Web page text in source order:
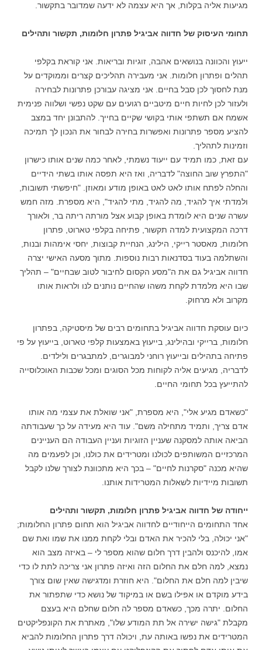
מגיעות אליה בקלות, אך היא עצמה לא ידעה שמדובר בתקשור.
תחומי העיסוק של חדווה אביגיל פתרון חלומות, תקשור ותהילים
ייעוץ והכוונה בנושאים אהבה, זוגיות ובריאות. אני קוראת בקלפי
תהלים ופתרון חלומות. אני מעבירה תהליכים קצרים וממוקדים על
מנת לחסוך לכן סבל בחיים. אני מציגה עבורכן פתרונות לבחירה
ולעזור לכן לחיות חיים מיטביים רגועים עם שקט נפשי ושלווה פנימית
אשמח אם תשתפי אותי בקושי שקיים בחייך. להתבונן יחד במצב
להציע מספר פתרונות ואפשרות בחירה לבחור את הנכון לך תמיכה
וזמינות לתהליך.
עם זאת, כמו תמיד עם ייעוד נשמתי, לאחר כמה שנים אותו כישרון
"התפרץ שוב החוצה" לדבריה, ואז היא תפסה אותו בשתי הידיים
והחלה לפתח אותו לאט לאט באופן מודע ומאוזן. "חיפשתי תשובות,
ולמדתי איך להגיד, מה להגיד, מתי להגיד", היא מספרת. מזה חמש
עשרה שנים היא לומדת באופן קבוע אצל מורתה ריתה בר, ולאורך
דרכה המקצועית למדה תקשור, פתיחה בקלפי טארוט, פתרון
חלומות, מאסטר רייקי, הילינג, הנחיית קבוצות, יחסי אימהות ובנות,
והשתלמה בעוד בסדנאות רבות נוספות. מתוך מסעה האישי יצרה
חדווה אביגיל גם את ה"מסע הקסום לחיבור לטוב שבחיים" – תהליך
שבו היא מלמדת לקחת משהו שהחיים נותנים לנו ולראות אותו
מקרוב ולא מרחוק.
כיום עוסקת חדווה אביגיל בתחומים רבים של מיסטיקה, בפתרון
חלומות, ברייקי ובהילינג, בייעוץ באמצעות קלפי טארוט, בייעוץ על פי
פתיחה בתהילים ובייעוץ רוחני למבוגרים, למתבגרים ולילדים.
לדבריה, מגיעים אליה לקוחות מכל הסוגים ומכל שכבות האוכלוסייה
להתייעץ בכל תחומי החיים.
"כשאדם מגיע אלי", היא מספרת, "אני שואלת את עצמי מה אותו
אדם צריך, ותמיד מתחילה משם". עוד היא מעידה על כך שעבודתה
הביאה אותה למסקנה שעניין הזוגיות ועניין העבודה הם העניינים
המרכזיים המשותפים לכולנו ומטרידים את כולנו, וכן לפעמים מה
שהיא מכנה "סקרנות לחיים" – בכך היא מתכוונת לצורך שלנו לקבל
תשובות מיידיות לשאלות המטרידות אותנו.
ייחודה של חדווה אביגיל פתרון חלומות, תקשור ותהילים
אחד התחומים הייחודיים לחדווה אביגיל הוא תחום פתרון החלומות;
"אני יכולה, בלי להכיר את האדם ובלי לקחת ממנו את שמו ואת שם
אמו, להיכנס ולהבין דרך חלום שהוא מספר לי – באיזה מצב הוא
נמצא, למה חלם את החלום הזה ואיזה פתרון אני צריכה לתת לו כדי
שיבין למה חלם את החלום". היא חוזרת ומדגישה שאין שום צורך
בידע מוקדם או אפילו בשם או במיקוד של נושא כדי שתפתור את
החלום. יתרה מכך, כשאדם מספר לה חלום שחלם היא בעצם
מקבלת "גישה ישירה אל תת המודע שלו", מאתרת את הקונפליקטים
המטרידים את נפשו באותה עת, ויכולה דרך פתרון החלומות להביא